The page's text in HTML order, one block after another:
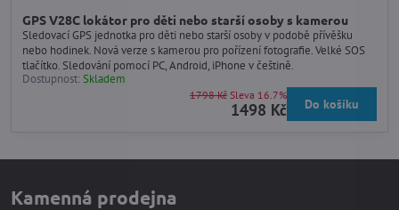
GPS V28C lokátor pro děti nebo starší osoby s kamerou
Sledovací GPS jednotka pro děti nebo starší osoby v podobě přívěšku
nebo hodinek. Nová verze s kamerou pro pořízení fotografie. Velké SOS
tlačítko. Sledování pomocí PC, Android, iPhone v češtině.
Dostupnost:Skladem
1498 Kč
1798 Kč Sleva 16.7%
Do košíku
Kamenná prodejna